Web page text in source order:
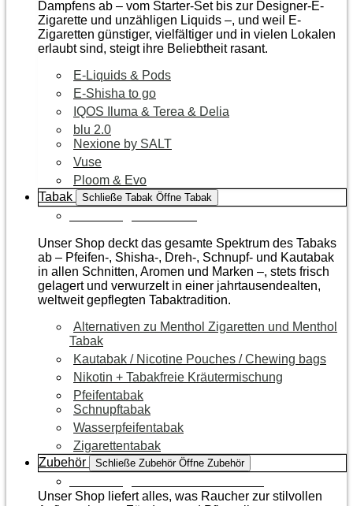
Dampfens ab – vom Starter-Set bis zur Designer-E-
Zigarette und unzähligen Liquids –, und weil E-
Zigaretten günstiger, vielfältiger und in vielen Lokalen
erlaubt sind, steigt ihre Beliebtheit rasant.
E-Liquids & Pods
E-Shisha to go
IQOS Iluma & Terea & Delia
blu 2.0
Nexione by SALT
Vuse
Ploom & Evo
Tabak
Schließe Tabak Öffne Tabak
Unser Shop deckt das gesamte Spektrum des Tabaks
ab – Pfeifen-, Shisha-, Dreh-, Schnupf- und Kautabak
in allen Schnitten, Aromen und Marken –, stets frisch
gelagert und verwurzelt in einer jahrtausendealten,
weltweit gepflegten Tabaktradition.
Alternativen zu Menthol Zigaretten und Menthol
Tabak
Kautabak / Nicotine Pouches / Chewing bags
Nikotin + Tabakfreie Kräutermischung
Pfeifentabak
Schnupftabak
Wasserpfeifentabak
Zigarettentabak
Zubehör
Schließe Zubehör Öffne Zubehör
Unser Shop liefert alles, was Raucher zur stilvollen